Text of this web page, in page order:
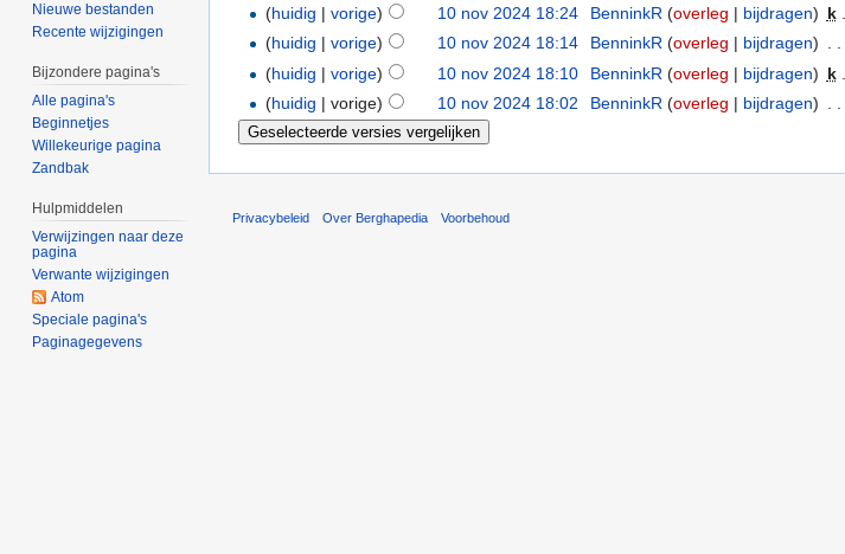
(huidig |vorige) 10 nov 2024 18:24 BenninkR (overleg | bijdragen) k
(huidig |vorige) 10 nov 2024 18:14 BenninkR (overleg | bijdragen)
(huidig |vorige) 10 nov 2024 18:10 BenninkR (overleg | bijdragen) k
(huidig | vorige) 10 nov 2024 18:02 BenninkR (overleg | bijdragen)
Nieuwe bestanden
Recente wijzigingen
Bijzondere pagina's
Alle pagina's
Beginnetjes
Willekeurige pagina
Zandbak
Hulpmiddelen
Verwijzingen naar deze
pagina
Verwante wijzigingen
Atom
Speciale pagina's
Paginagegevens
Privacybeleid Over Berghapedia Voorbehoud